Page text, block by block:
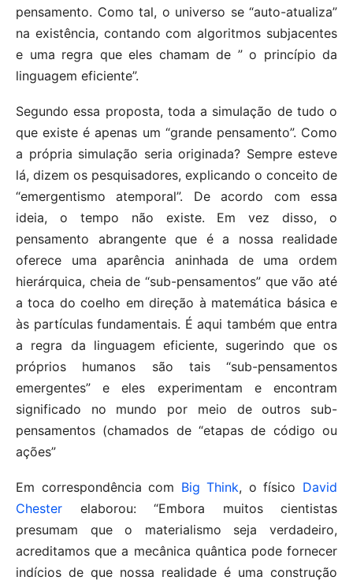
pensamento. Como tal, o universo se “auto-atualiza”
na existência, contando com algoritmos subjacentes
e uma regra que eles chamam de ” o princípio da
linguagem eficiente”.
Segundo essa proposta, toda a simulação de tudo o
que existe é apenas um “grande pensamento”. Como
a própria simulação seria originada? Sempre esteve
lá, dizem os pesquisadores, explicando o conceito de
“emergentismo atemporal”. De acordo com essa
ideia, o tempo não existe. Em vez disso, o
pensamento abrangente que é a nossa realidade
oferece uma aparência aninhada de uma ordem
hierárquica, cheia de “sub-pensamentos” que vão até
a toca do coelho em direção à matemática básica e
às partículas fundamentais. É aqui também que entra
a regra da linguagem eficiente, sugerindo que os
próprios humanos são tais “sub-pensamentos
emergentes” e eles experimentam e encontram
significado no mundo por meio de outros sub-
pensamentos (chamados de “etapas de código ou
ações”
Em correspondência com Big Think, o físico David
Chester elaborou: “Embora muitos cientistas
presumam que o materialismo seja verdadeiro,
acreditamos que a mecânica quântica pode fornecer
indícios de que nossa realidade é uma construção